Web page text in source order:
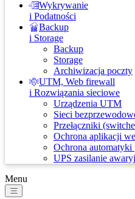
Wykrywanie
i Podatności
Backup
i Storage
Backup
Storage
Archiwizacja poczty
UTM, Web firewall
i Rozwiązania sieciowe
Urządzenia UTM
Sieci
Przełączniki
Ochrona aplikacji
Ochrona automatyki
UPS zasilanie
Menu